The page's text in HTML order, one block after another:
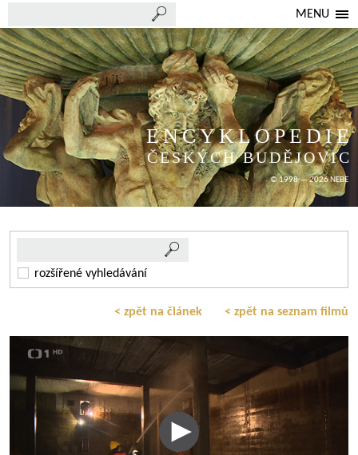
MENU
ENCYKLOPEDIE
ČESKÝCH BUDĚJOVIC
© 1998 — 2026 NEBE
rozšířené vyhledávání
< zpět na článek < zpět na seznam filmů